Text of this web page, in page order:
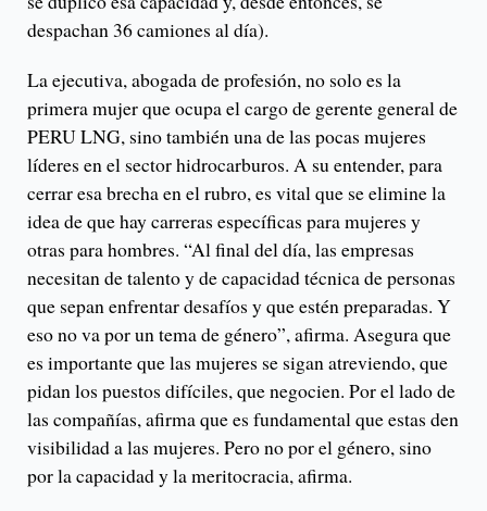
despachan 36 camiones al día).
La ejecutiva, abogada de profesión, no solo es la
primera mujer que ocupa el cargo de gerente general de
PERU LNG, sino también una de las pocas mujeres
líderes en el sector hidrocarburos. A su entender, para
cerrar esa brecha en el rubro, es vital que se elimine la
idea de que hay carreras específicas para mujeres y
otras para hombres. “Al final del día, las empresas
necesitan de talento y de capacidad técnica de personas
que sepan enfrentar desafíos y que estén preparadas. Y
eso no va por un tema de género”, afirma. Asegura que
es importante que las mujeres se sigan atreviendo, que
pidan los puestos difíciles, que negocien. Por el lado de
las compañías, afirma que es fundamental que estas den
visibilidad a las mujeres. Pero no por el género, sino
por la capacidad y la meritocracia, afirma.